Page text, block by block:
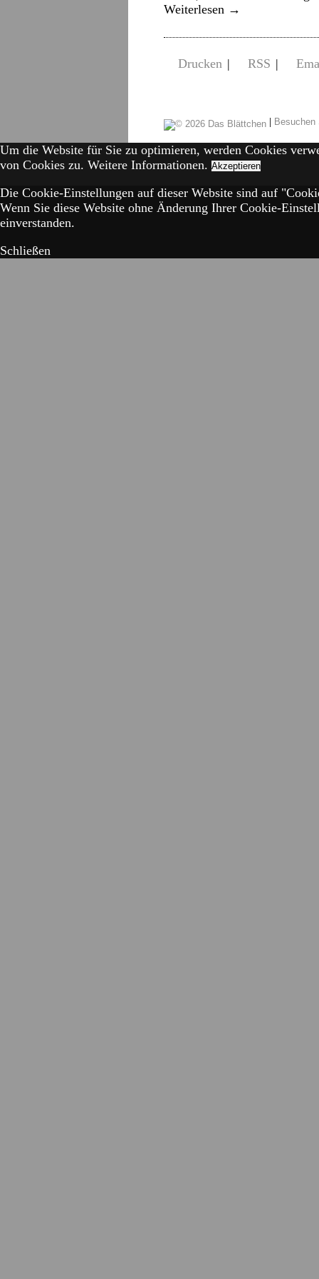
Weiterlesen →
Drucken | RSS |
|
Um die Website für Sie zu optimieren, werden Cookies
von Cookies zu. Weitere Informationen. Akzeptieren
Die Cookie-Einstellungen auf dieser Website sind auf
Wenn Sie diese Website ohne Änderung Ihrer Cookie-
einverstanden.
Schließen